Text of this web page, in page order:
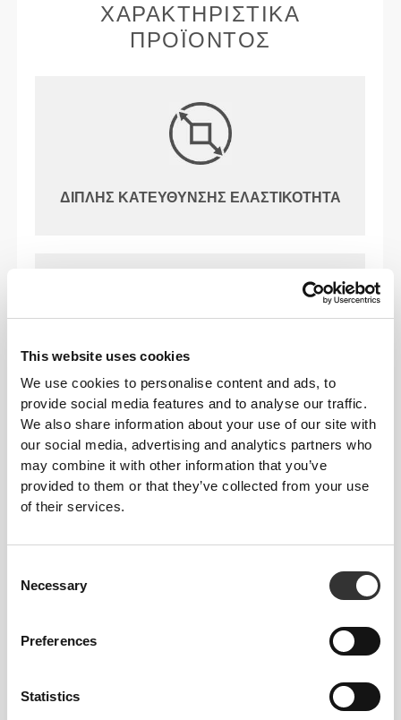
This website uses cookies
We use cookies to personalise content and ads, to
provide social media features and to analyse our traffic.
We also share information about your use of our site with
our social media, advertising and analytics partners who
may combine it with other information that you’ve
provided to them or that they’ve collected from your use
of their services.
Selection
Necessary
Preferences
Statistics
ΧΑΡΑΚΤΗΡΙΣΤΙΚΆ
ΠΡΟΪΌΝΤΟΣ
ΔΙΠΛΉΣ ΚΑΤΕΎΘΥΝΣΗΣ ΕΛΑΣΤΙΚΌΤΗΤΑ
ΔΕΝ ΕΊΝΑΙ ΚΑΤΆΛΛΗΛΟ ΓΙΑ ΕΝΙΣΧΥΜΈΝΑ
ΣΟΥΤΙΈΝ
Η ΕΤΙΚΈΤΑ ΜΑΣ ΕΊΝΑΙ Η
Τα ρούχα μας είναι συνώνυμο της άνεσης. Έχουμε
υιοθετήσει μια προσέγγιση που αφήνει ένα